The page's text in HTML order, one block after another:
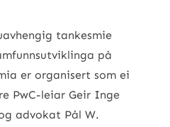
tankesmie
på
er organisert som ei
PwC-leiar Geir Inge
advokat Pål W.